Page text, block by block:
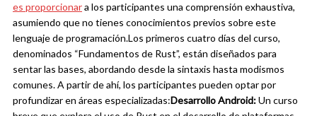
es proporcionara los participantes una comprensión exhaustiva,
asumiendo que no tienes conocimientos previos sobre este
lenguaje de programación.Los primeros cuatro días del curso,
denominados “Fundamentos de Rust”, están diseñados para
sentar las bases, abordando desde la sintaxis hasta modismos
comunes. A partir de ahí, los participantes pueden optar por
profundizar en áreas especializadas:Desarrollo Android:Un curso